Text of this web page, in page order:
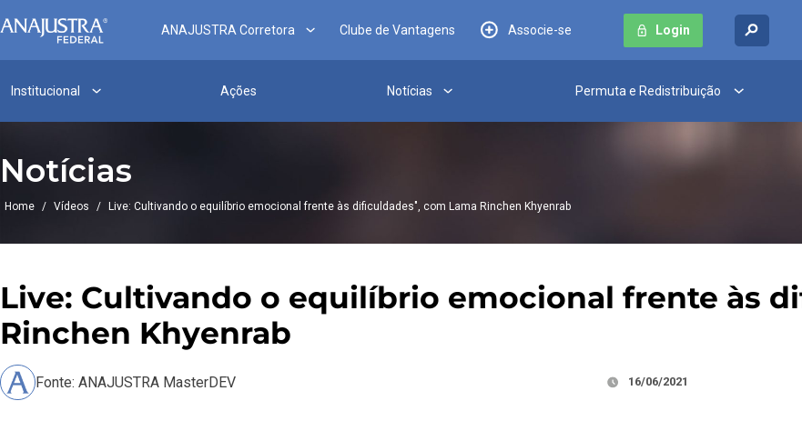
ANAJUSTRA Corretora Clube de Vantagens Associe-se Login
Institucional Ações Notícias Permuta e Redistribuição
Notícias
Home / Vídeos / Live: Cultivando o equilíbrio emocional frente às dificuldades", com Lama Rinchen Khyenrab
Live: Cultivando o equilíbrio emocional frente às
Rinchen Khyenrab
Fonte: ANAJUSTRA MasterDEV 16/06/2021